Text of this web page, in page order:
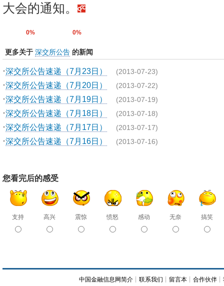
大会的通知。
0% 0%
更多关于 深交所公告 的新闻
·深交所公告速递（7月23日） (2013-07-23)
·深交所公告速递（7月20日） (2013-07-22)
·深交所公告速递（7月19日） (2013-07-19)
·深交所公告速递（7月18日） (2013-07-18)
·深交所公告速递（7月17日） (2013-07-17)
·深交所公告速递（7月16日） (2013-07-16)
您看完后的感受
支持 高兴 震惊 愤怒 感动 无奈 搞笑
中国金融信息网简介 ┊联系我们 ┊ 留言本 ┊合作伙伴 ┊